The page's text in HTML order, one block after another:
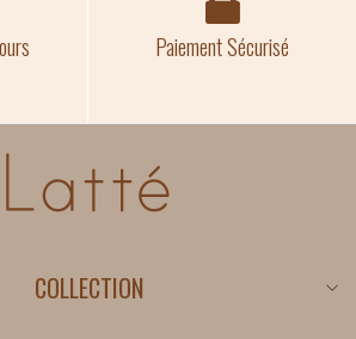
Paiement Sécurisé
COLLECTION